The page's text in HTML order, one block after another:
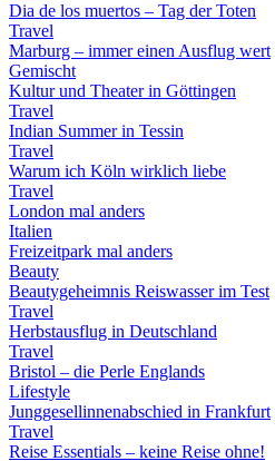
Dia de los muertos – Tag der Toten
Travel
Marburg – immer einen Ausflug wert
Gemischt
Kultur und Theater in Göttingen
Travel
Indian Summer in Tessin
Travel
Warum ich Köln wirklich liebe
Travel
London mal anders
Italien
Freizeitpark mal anders
Beauty
Beautygeheimnis Reiswasser im Test
Travel
Herbstausflug in Deutschland
Travel
Bristol – die Perle Englands
Lifestyle
Junggesellinnenabschied in Frankfurt
Travel
Reise Essentials – keine Reise ohne!